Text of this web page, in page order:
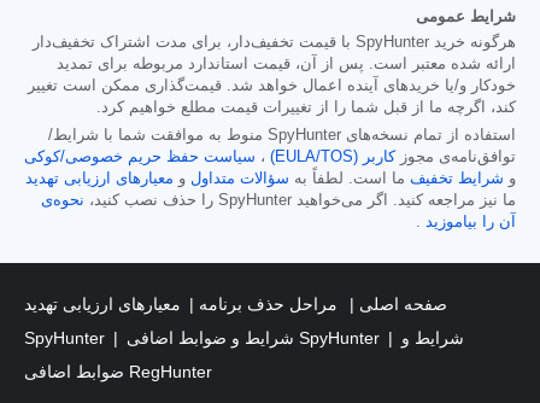
شرایط عمومی
هرگونه خرید SpyHunter با قیمت تخفیف‌دار، برای مدت اشتراک تخفیف‌دار
ارائه شده معتبر است. پس از آن، قیمت استاندارد مربوطه برای تمدید
خودکار و/یا خریدهای آینده اعمال خواهد شد. قیمت‌گذاری ممکن است تغییر
کند، اگرچه ما از قبل شما را از تغییرات قیمت مطلع خواهیم کرد.
استفاده از تمام نسخه‌های SpyHunter منوط به موافقت شما با شرایط/
توافق‌نامه‌ی مجوزکاربر (EULA/TOS) ، سیاست حفظ حریم خصوصی/کوکی
و شرایط تخفیف ما است. لطفاً به سؤالات متداول و معیارهای ارزیابی تهدید
ما نیز مراجعه کنید. اگر می‌خواهید SpyHunter را حذف نصب کنید،
نحوه‌ی
آن را بیاموزید
صفحه اصلی مراحل حذف برنامه
معیارهای ارزیابی تهدید
SpyHunter
شرایط و ضوابط اضافی SpyHunter
شرایط و
ضوابط اضافی RegHunter